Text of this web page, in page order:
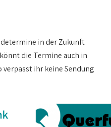
in der Zukunft
die Termine auch in
ihr keine Sendung